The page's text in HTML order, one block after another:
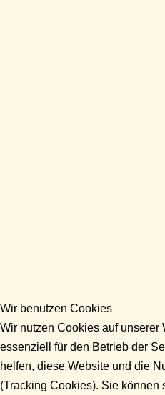
Wir benutzen Cookies
Wir nutzen Cookies auf unserer
essenziell für den Betrieb der
helfen, diese Website und die
(Tracking Cookies). Sie